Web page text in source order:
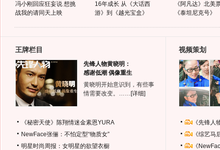
冯小刚回应狂妄说 想挑
战我的请同天上映
16年成长 从《大话西
游》到《越光宝盒》
《阿凡达》北美
《泰坦尼克号》
王牌栏目
先锋人物黄晓明：
感谢低潮 偶像重生
黄晓明开始意识到，有些事
情需要改变。…… [详细]
《秘密天使》陈翔情迷金素恩YURA
NewFace张俪：不怕定型“物质女”
明星时尚周报：女明星的欲望衣橱
视频策划
《先锋
《综艺
《